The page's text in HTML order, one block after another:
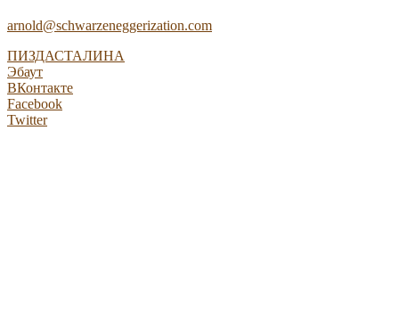
arnold@schwarzeneggerization.com
ПИЗДАСТАЛИНА
Эбаут
ВКонтакте
Facebook
Twitter